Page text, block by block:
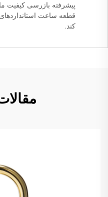
پیشرفته بازرسی کیفیت
قطعه ساعت استانداردهای
کند.